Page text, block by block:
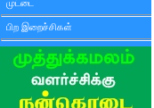
முட்டை
பிற இறைச்சிகள்